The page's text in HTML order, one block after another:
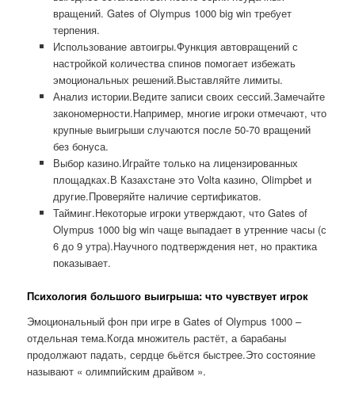
вращений. Gates of Olympus 1000 big win требует
терпения.
Использование автоигры.Функция автовращений с
настройкой количества спинов помогает избежать
эмоциональных решений.Выставляйте лимиты.
Анализ истории.Ведите записи своих сессий.Замечайте
закономерности.Например, многие игроки отмечают, что
крупные выигрыши случаются после 50-70 вращений
без бонуса.
Выбор казино.Играйте только на лицензированных
площадках.В Казахстане это Volta казино, Olimpbet и
другие.Проверяйте наличие сертификатов.
Тайминг.Некоторые игроки утверждают, что Gates of
Olympus 1000 big win чаще выпадает в утренние часы (с
6 до 9 утра).Научного подтверждения нет, но практика
показывает.
Психология большого выигрыша: что чувствует игрок
Эмоциональный фон при игре в Gates of Olympus 1000 –
отдельная тема.Когда множитель растёт, а барабаны
продолжают падать, сердце бьётся быстрее.Это состояние
называют « олимпийским драйвом ».